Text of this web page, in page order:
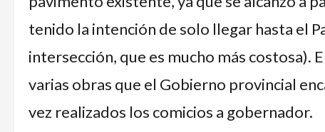
tenido la intención de solo llegar hasta el
intersección, que es mucho más costosa).
varias obras que el Gobierno provincial
vez realizados los comicios a gobernador.